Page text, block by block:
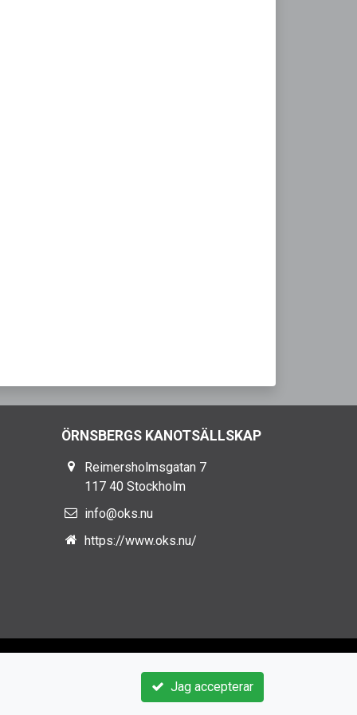
ÖRNSBERGS KANOTSÄLLSKAP
Reimersholmsgatan 7
117 40 Stockholm
info@oks.nu
https://www.oks.nu/
Jag accepterar